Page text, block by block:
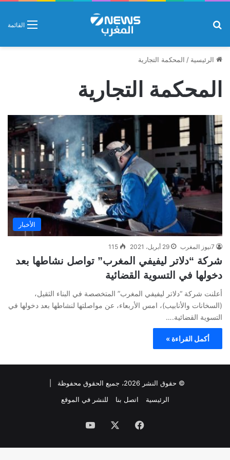
القائمة
الرئيسية / المحكمة التجارية
المحكمة التجارية
الأخبار
7نيوز المغرب 29 أبريل، 2021 115
شركة “دلاتر ليفيفي المغرب” تواصل نشاطها بعد
دخولها في التسوية القضائية
أعلنت شركة “دلاتر ليفيفي المغرب” المتخصصة في البناء الثقيل،
(السخانات والأنابيب)، امس الأربعاء، عن مواصلتها لنشاطها بعد دخولها في
التسوية القضائية.…
أكمل القراءة »
© حقوق النشر 2026، جميع الحقوق محفوظة |
الرئيسية
اتصل بنا للنشر في الموقع
فيسبوك